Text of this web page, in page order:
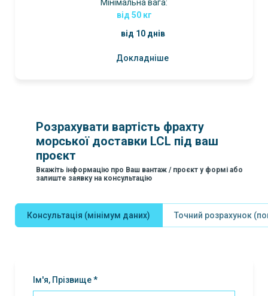
Мінімальна вага:
від 50 кг
від 10 днів
Докладніше
Розрахувати вартість фрахту
морської доставки LCL під ваш
проєкт
Вкажіть інформацію про Ваш вантаж / проєкт у формі або
залиште заявку на консультацію
Консультація (мінімум даних) Точний розрахунок
Ім'я, Прізвище *